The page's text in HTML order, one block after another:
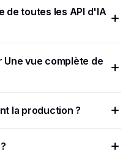
de toutes les API d'IA
vue complète de
applications ou
à l'API et en recevant
la production ?
pour générer du